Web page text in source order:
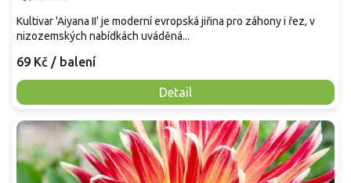
69 Kč / balení
Detail
Kultivar 'Aiyana II' je moderní evropská jiřina pro záhony i řez, v
nizozemských nabídkách uváděná...